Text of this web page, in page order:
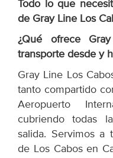
Todo lo que
de Gray Line Los
¿Qué ofrece
transporte desde y
Gray Line Los
tanto compartido
Aeropuerto
cubriendo todas
salida. Servimos a
de Los Cabos en